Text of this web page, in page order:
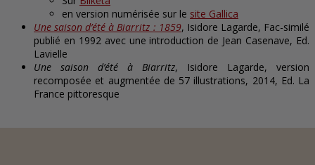
en version numérisée sur le site Gallica
Une saison d’été à Biarritz : 1859, Isidore Lagarde, Fac-similé
publié en 1992 avec une introduction de Jean Casenave, Ed.
Lavielle
Une saison d’été à Biarritz, Isidore Lagarde, version
recomposée et augmentée de 57 illustrations, 2014, Ed. La
France pittoresque